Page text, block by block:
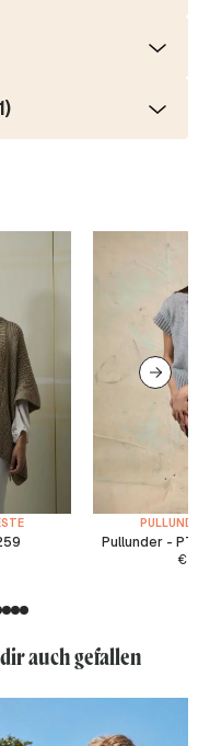
Pullunder - PTO
€
auch gefallen